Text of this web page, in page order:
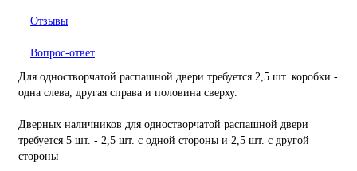
Отзывы
Вопрос-ответ
Для одностворчатой распашной двери требуется 2,5 шт. коробки -
одна слева, другая справа и половина сверху.
Дверных наличников для одностворчатой распашной двери
требуется 5 шт. - 2,5 шт. с одной стороны и 2,5 шт. с другой
стороны